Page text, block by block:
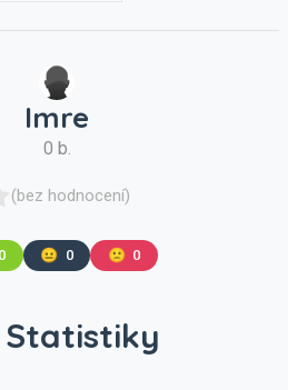
Imre
0 b.
(bez hodnocení)
0 😐 0 🙁 0
Statistiky